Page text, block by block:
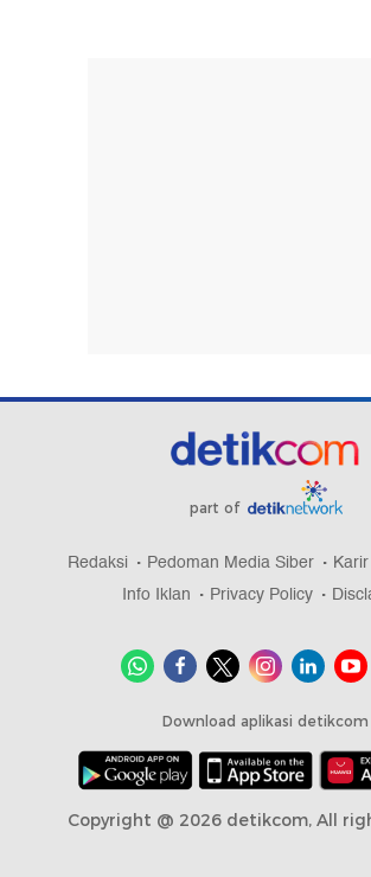
part of
Redaksi Pedoman Media Siber Karir
Info Iklan
Privacy Policy
Download aplikasi detikcom
Copyright @ 2026 detikcom, All